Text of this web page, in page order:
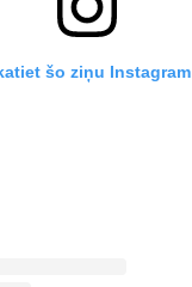
šo ziņu Instagram